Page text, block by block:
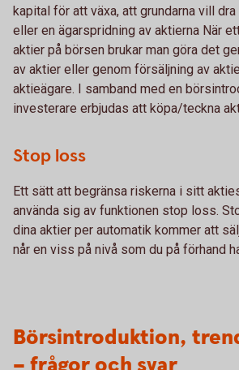
kapital för att växa, att grundarna vill
eller en ägarspridning av aktierna När
aktier på börsen brukar man göra det
av aktier eller genom försäljning av
aktieägare. I samband med en
investerare erbjudas att köpa/teckna
Stop loss
Ett sätt att begränsa riskerna i sitt
använda sig av funktionen stop loss.
dina aktier per automatik kommer att
når en viss på nivå som du på förhand
Börsintroduktion,